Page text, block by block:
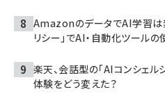
AmazonのデータでAI学習は
リシー」でAI・自動化ツール
楽天、会話型の「AIコンシェ
体験をどう変えた？